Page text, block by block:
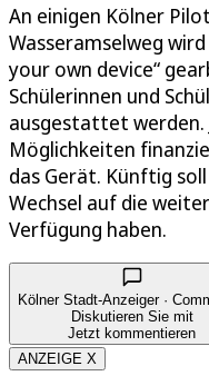
An einigen Kölner
Wasseramselweg
your own device“
Schülerinnen und
ausgestattet werden.
Möglichkeiten
das Gerät. Künftig
Wechsel auf die
Verfügung haben.
Kölner Stadt-Anzeiger ·
Diskutieren Sie mit
Jetzt kommentieren
ANZEIGE X